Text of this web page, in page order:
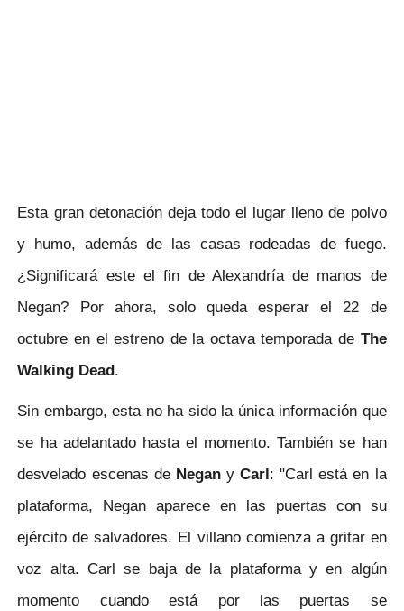
Esta gran detonación deja todo el lugar lleno de polvo
y humo, además de las casas rodeadas de fuego.
¿Significará este el fin de Alexandría de manos de
Negan? Por ahora, solo queda esperar el 22 de
octubre en el estreno de la octava temporada de The
Walking Dead.
Sin embargo, esta no ha sido la única información que
se ha adelantado hasta el momento. También se han
desvelado escenas de Negan yCarl: "Carl está en la
plataforma, Negan aparece en las puertas con su
ejército de salvadores. El villano comienza a gritar en
voz alta. Carl se baja de la plataforma y en algún
momento cuando está por las puertas se